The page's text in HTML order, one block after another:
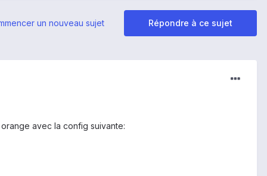
Répondre à ce sujet
un nouveau sujet
avec la config suivante: